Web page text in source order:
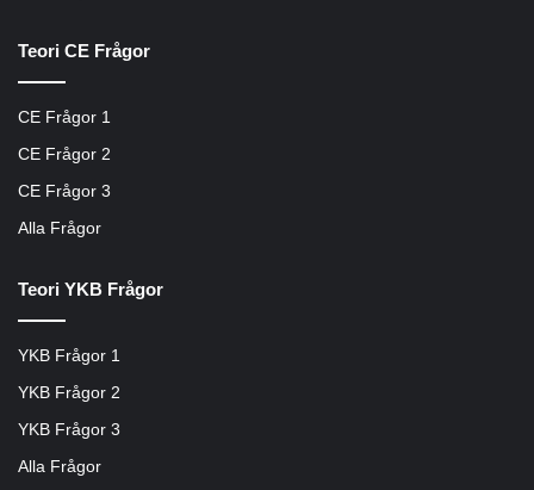
Teori CE Frågor
CE Frågor 1
CE Frågor 2
CE Frågor 3
Alla Frågor
Teori YKB Frågor
YKB Frågor 1
YKB Frågor 2
YKB Frågor 3
Alla Frågor